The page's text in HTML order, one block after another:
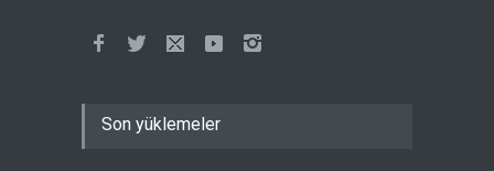
Son yüklemeler